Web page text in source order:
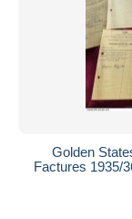
Golden
Factures 1935/